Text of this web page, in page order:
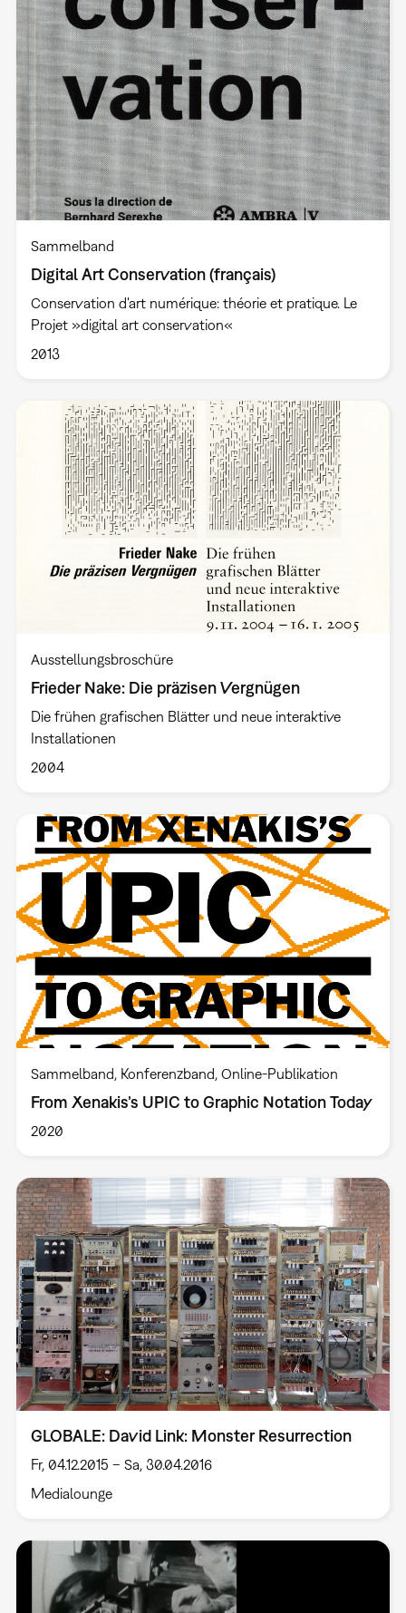
Sammelband
Digital Art Conservation (français)
Conservation d'art numérique: théorie et pratique. Le
Projet »digital art conservation«
2013
Ausstellungsbroschüre
Frieder Nake: Die präzisen Vergnügen
Die frühen grafischen Blätter und neue interaktive
Installationen
2004
Sammelband Konferenzband Online-Publikation
From Xenakis’s UPIC to Graphic Notation Today
2020
GLOBALE: David Link: Monster Resurrection
Fr, 04.12.2015 – Sa, 30.04.2016
Medialounge